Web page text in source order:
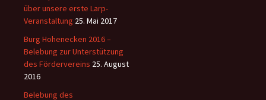
über unsere erste Larp-
Veranstaltung 25. Mai 2017
Burg Hohenecken 2016 –
Belebung zur Unterstützung
des Fördervereins 25. August
2016
Belebung des